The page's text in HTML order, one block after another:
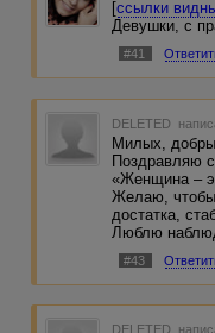
[ссылки
Девушки, с
#41
DELETED
Милых,
Поздравляю
«Женщина –
Желаю, чтобы
достатка,
Люблю
#43
DELETED